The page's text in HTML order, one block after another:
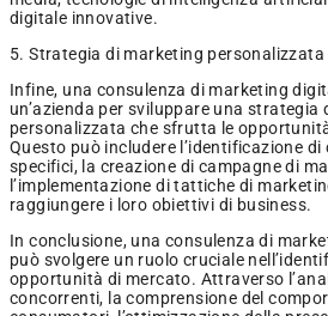
digitale innovative.
5. Strategia di marketing personalizzata
Infine, una consulenza di marketing
un’azienda per sviluppare una strategia
personalizzata che sfrutta le
Questo può includere l’identificazione
specifici, la creazione di campagne di
l’implementazione di tattiche di
raggiungere i loro obiettivi di business.
In conclusione, una consulenza di
può svolgere un ruolo cruciale
opportunità di mercato. Attraverso
concorrenti, la comprensione del